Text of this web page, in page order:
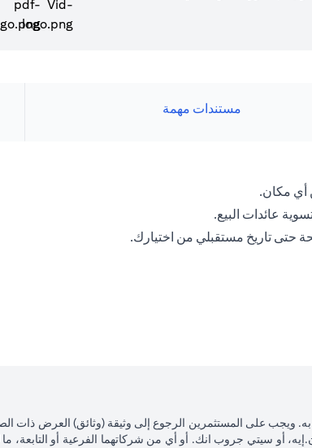
مستندات مهمة
أي مكان.
عائدات البيع.
حتى تاريخ مستقبلي من اختيارك.
ويجب على المستثمرين الرجوع إلى وثيقة (وثائق) العرض ذات
أو سيتي جروب انك. أو أي من شركاتهما الفرعية أو